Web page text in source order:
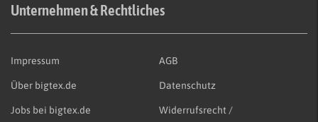
Unternehmen & Rechtliches
Impressum
Über bigtex.de
Jobs bei bigtex.de
AGB
Datenschutz
Widerrufsrecht /